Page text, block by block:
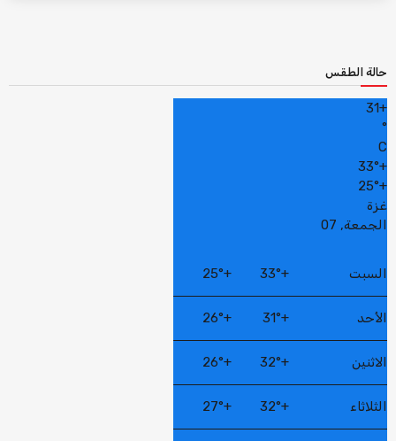
حالة الطقس
+
31
°
C
+
33°
+
25°
غزة
الجمعة, 07
السبت +
33°
+
25°
الأحد +
31°
+
26°
الاثنين +
32°
+
26°
الثلاثاء +
32°
+
27°